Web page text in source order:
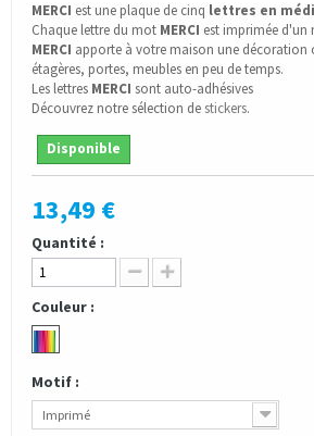
MERCI est une plaque de cinq lettres en
Chaque lettre du mot MERCI est imprimée
MERCI apporte à votre maison une décoration
étagères, portes, meubles en peu de temps.
Les lettres MERCI sont auto-adhésives
Découvrez notre sélection de stickers.
Disponible
13,49 €
Quantité :
Couleur :
Motif :
Imprimé